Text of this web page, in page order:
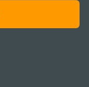
e ideais
cozinha.
sabor e
inovar e
nossos